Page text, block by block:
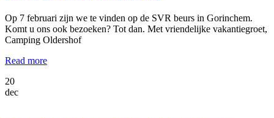
Op 7 februari zijn we te vinden op de SVR beurs in Gorinchem.
Komt u ons ook bezoeken? Tot dan. Met vriendelijke vakantiegroet,
Camping Oldershof
Read more
20
dec